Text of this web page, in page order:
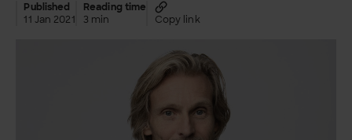
Published
11 Jan 2021
Reading time
3 min
Copy link